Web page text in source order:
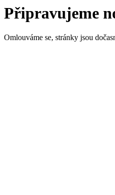
Připravujeme
Omlouváme se, stránky jsou